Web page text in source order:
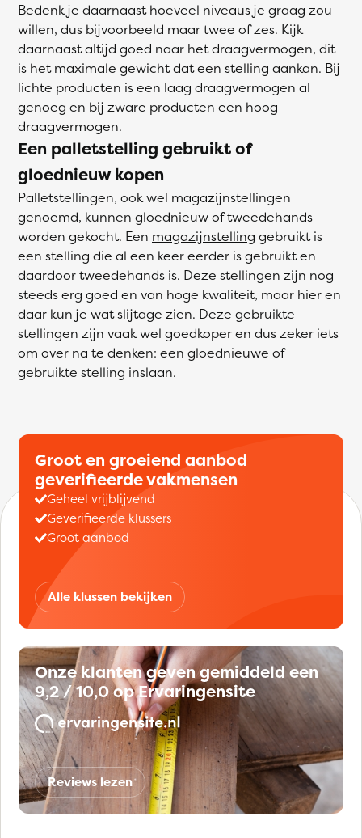
Bedenk je daarnaast hoeveel niveaus je graag zou
willen, dus bijvoorbeeld maar twee of zes. Kijk
daarnaast altijd goed naar het draagvermogen, dit
is het maximale gewicht dat een stelling aankan. Bij
lichte producten is een laag draagvermogen al
genoeg en bij zware producten een hoog
draagvermogen.
Een palletstelling gebruikt of
gloednieuw kopen
Palletstellingen, ook wel magazijnstellingen
genoemd, kunnen gloednieuw of tweedehands
worden gekocht. Een magazijnstelling gebruikt is
een stelling die al een keer eerder is gebruikt en
daardoor tweedehands is. Deze stellingen zijn nog
steeds erg goed en van hoge kwaliteit, maar hier en
daar kun je wat slijtage zien. Deze gebruikte
stellingen zijn vaak wel goedkoper en dus zeker iets
om over na te denken: een gloednieuwe of
gebruikte stelling inslaan.
Groot en groeiend aanbod
geverifieerde vakmensen
Geheel vrijblijvend
Geverifieerde klussers
Groot aanbod
Alle klussen bekijken
Onze klanten geven gemiddeld een
9,2 / 10,0 op Ervaringensite
Reviews lezen